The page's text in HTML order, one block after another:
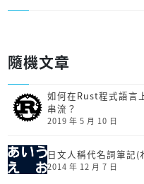
隨機文章
如何在Rust程式語言
串流？
2019 年 5 月 10 日
日文人稱代名詞筆記
2014 年 12 月 7 日